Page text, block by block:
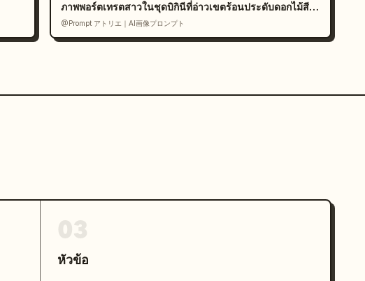
ภาพพอร์ตเทรตสาวในชุดบิกินีที่อ่าวเขตร้อนประดับดอกไม้สีขาว
@Prompt アトリエ｜AI画像プロンプト
หัวข้อ